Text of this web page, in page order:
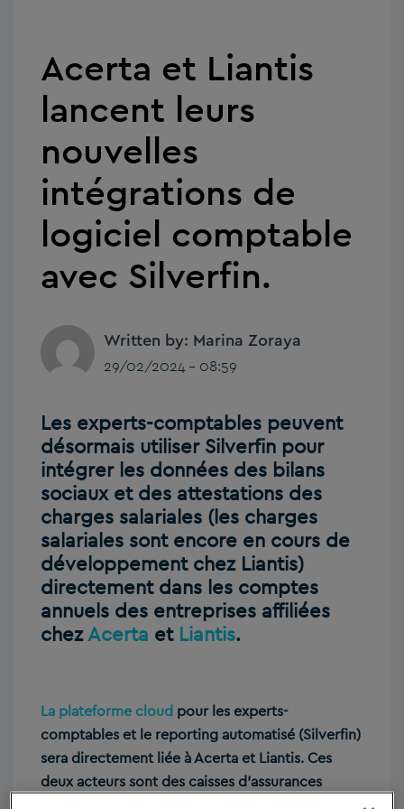
Acerta et Liantis
lancent leurs
nouvelles
intégrations de
logiciel comptable
avec Silverfin.
Written by: Marina Zoraya
29/02/2024 - 08:59
Les experts-comptables peuvent
désormais utiliser Silverfin pour
intégrer les données des bilans
sociaux et des attestations des
charges salariales (les charges
salariales sont encore en cours de
développement chez Liantis)
directement dans les comptes
annuels des entreprises affiliées
chezAcerta et Liantis.
La plateforme cloud pour les experts-
comptables et le reporting automatisé (Silverfin)
sera directement liée à Acerta et Liantis. Ces
deux acteurs sont des caisses d’assurances